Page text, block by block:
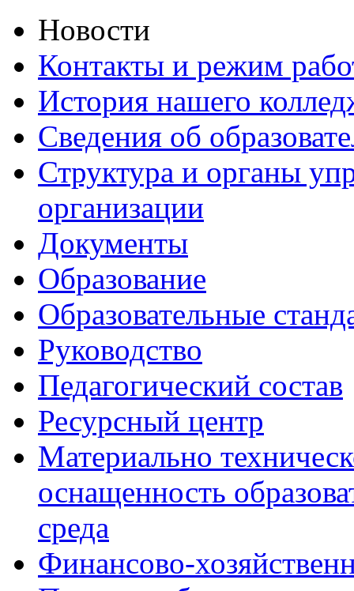
Новости
Контакты и режим
История нашего
Сведения об
Структура и органы
организации
Документы
Образование
Образовательные
Руководство
Педагогический состав
Ресурсный центр
Материально
оснащенность
среда
Финансово-